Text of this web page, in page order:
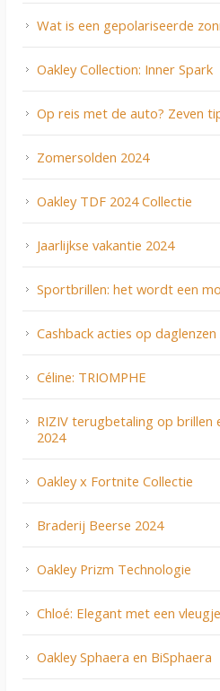
Wat is een gepolariseerde
Oakley Collection: Inner Spark
Op reis met de auto? Zeven
Zomersolden 2024
Oakley TDF 2024 Collectie
Jaarlijkse vakantie 2024
Sportbrillen: het wordt een
Cashback acties op
Céline: TRIOMPHE
RIZIV terugbetaling op brillen
2024
Oakley x Fortnite Collectie
Braderij Beerse 2024
Oakley Prizm Technologie
Chloé: Elegant met een
Oakley Sphaera en BiSphaera